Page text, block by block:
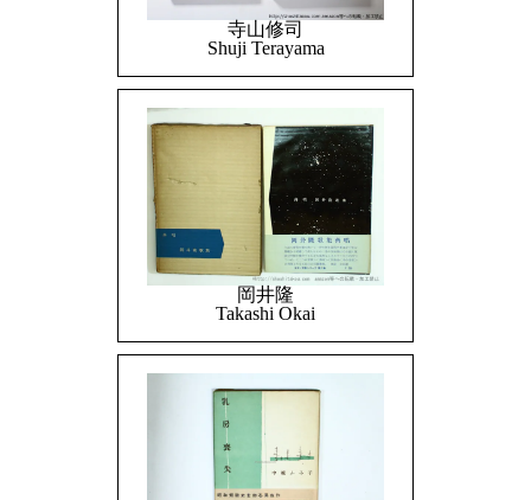
寺山修司
Shuji Terayama
岡井隆
Takashi Okai